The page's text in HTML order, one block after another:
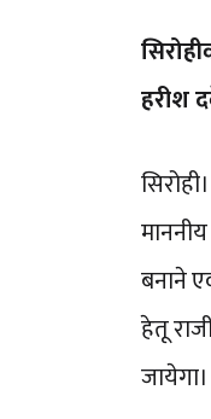
हरीश
बनाने
हेतू
जायेगा।